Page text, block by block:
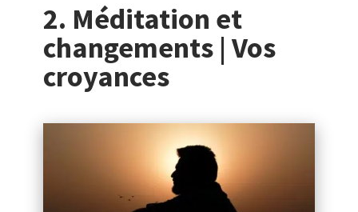
2. Méditation et
changements | Vos
croyances